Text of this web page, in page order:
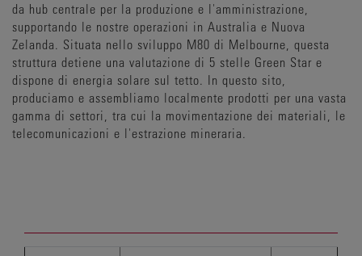
da hub centrale per la produzione e l'amministrazione,
supportando le nostre operazioni in Australia e Nuova
Zelanda. Situata nello sviluppo M80 di Melbourne, questa
struttura detiene una valutazione di 5 stelle Green Star e
dispone di energia solare sul tetto. In questo sito,
produciamo e assembliamo localmente prodotti per una vasta
gamma di settori, tra cui la movimentazione dei materiali, le
telecomunicazioni e l'estrazione mineraria.